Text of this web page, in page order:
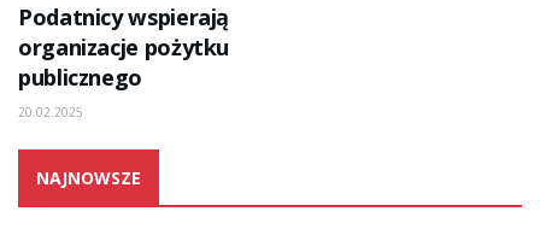
Podatnicy wspierają
organizacje pożytku
publicznego
20.02.2025
NAJNOWSZE